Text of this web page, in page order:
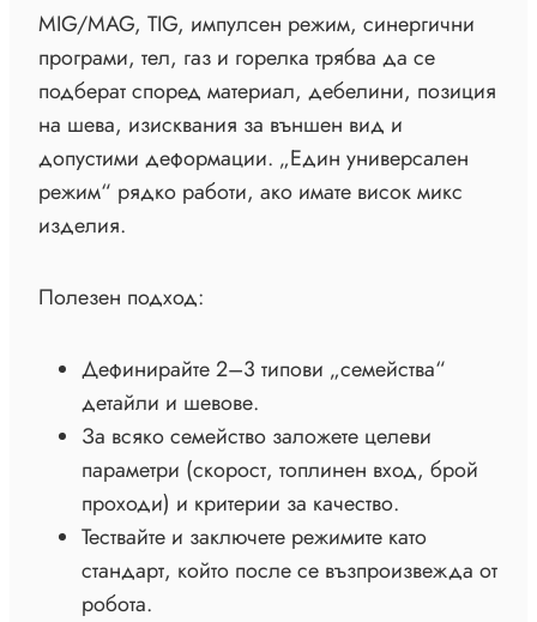
MIG/MAG, TIG, импулсен режим, синергични
програми, тел, газ и горелка трябва да се
подберат според материал, дебелини, позиция
на шева, изисквания за външен вид и
допустими деформации. „Един универсален
режим“ рядко работи, ако имате висок микс
изделия.
Полезен подход:
Дефинирайте 2–3 типови „семейства“
детайли и шевове.
За всяко семейство заложете целеви
параметри (скорост, топлинен вход, брой
проходи) и критерии за качество.
Тествайте и заключете режимите като
стандарт, който после се възпроизвежда от
робота.